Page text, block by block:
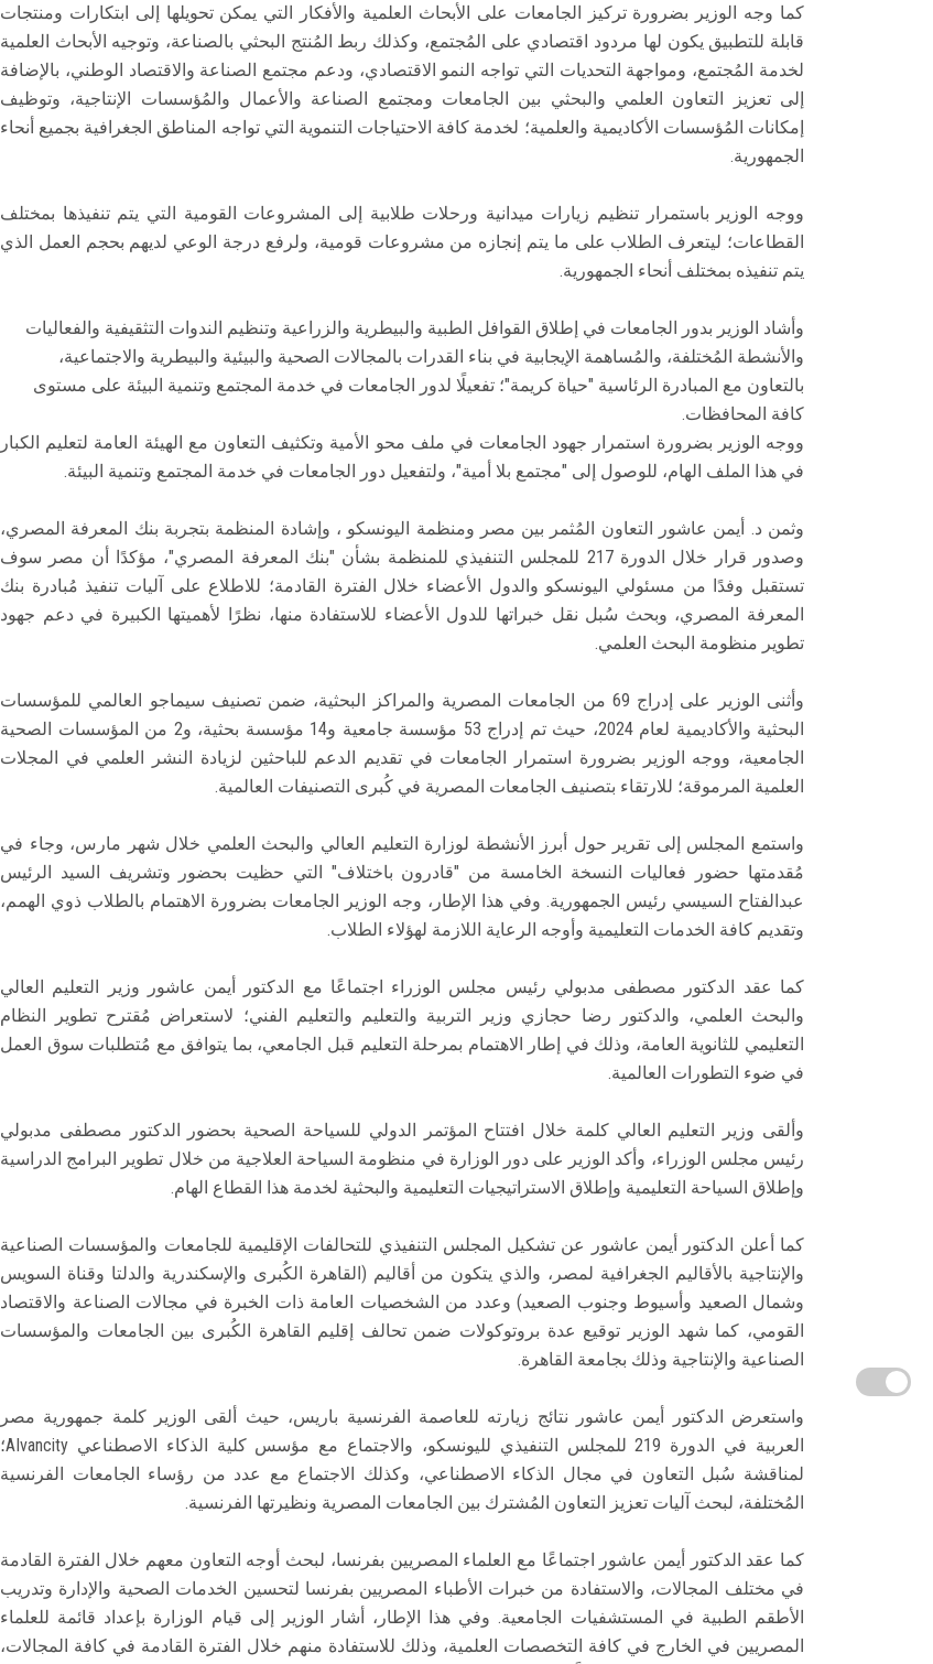
كما وجه الوزير بضرورة تركيز الجامعات على الأبحاث العلمية والأفكار التي يمكن تحويلها إلى ابتكارات ومنتجات
قابلة للتطبيق يكون لها مردود اقتصادي على المُجتمع، وكذلك ربط المُنتج البحثي بالصناعة، وتوجيه الأبحاث العلمية
لخدمة المُجتمع، ومواجهة التحديات التي تواجه النمو الاقتصادي، ودعم مجتمع الصناعة والاقتصاد الوطني، بالإضافة
إلى تعزيز التعاون العلمي والبحثي بين الجامعات ومجتمع الصناعة والأعمال والمُؤسسات الإنتاجية، وتوظيف
إمكانات المُؤسسات الأكاديمية والعلمية؛ لخدمة كافة الاحتياجات التنموية التي تواجه المناطق الجغرافية بجميع أنحاء
الجمهورية.
ووجه الوزير باستمرار تنظيم زيارات ميدانية ورحلات طلابية إلى المشروعات القومية التي يتم تنفيذها بمختلف
القطاعات؛ ليتعرف الطلاب على ما يتم إنجازه من مشروعات قومية، ولرفع درجة الوعي لديهم بحجم العمل الذي
يتم تنفيذه بمختلف أنحاء الجمهورية.
وأشاد الوزير بدور الجامعات في إطلاق القوافل الطبية والبيطرية والزراعية وتنظيم الندوات التثقيفية والفعاليات
والأنشطة المُختلفة، والمُساهمة الإيجابية في بناء القدرات بالمجالات الصحية والبيئية والبيطرية والاجتماعية،
بالتعاون مع المبادرة الرئاسية "حياة كريمة"؛ تفعيلًا لدور الجامعات في خدمة المجتمع وتنمية البيئة على مستوى
كافة المحافظات.
ووجه الوزير بضرورة استمرار جهود الجامعات في ملف محو الأمية وتكثيف التعاون مع الهيئة العامة لتعليم الكبار
في هذا الملف الهام، للوصول إلى "مجتمع بلا أمية"، ولتفعيل دور الجامعات في خدمة المجتمع وتنمية البيئة.
وثمن د. أيمن عاشور التعاون المُثمر بين مصر ومنظمة اليونسكو ، وإشادة المنظمة بتجربة بنك المعرفة المصري،
وصدور قرار خلال الدورة 217 للمجلس التنفيذي للمنظمة بشأن "بنك المعرفة المصري"، مؤكدًا أن مصر سوف
تستقبل وفدًا من مسئولي اليونسكو والدول الأعضاء خلال الفترة القادمة؛ للاطلاع على آليات تنفيذ مُبادرة بنك
المعرفة المصري، وبحث سُبل نقل خبراتها للدول الأعضاء للاستفادة منها، نظرًا لأهميتها الكبيرة في دعم جهود
تطوير منظومة البحث العلمي.
وأثنى الوزير على إدراج 69 من الجامعات المصرية والمراكز البحثية، ضمن تصنيف سيماجو العالمي للمؤسسات
البحثية والأكاديمية لعام 2024، حيث تم إدراج 53 مؤسسة جامعية و14 مؤسسة بحثية، و2 من المؤسسات الصحية
الجامعية، ووجه الوزير بضرورة استمرار الجامعات في تقديم الدعم للباحثين لزيادة النشر العلمي في المجلات
العلمية المرموقة؛ للارتقاء بتصنيف الجامعات المصرية في كُبرى التصنيفات العالمية.
واستمع المجلس إلى تقرير حول أبرز الأنشطة لوزارة التعليم العالي والبحث العلمي خلال شهر مارس، وجاء في
مُقدمتها حضور فعاليات النسخة الخامسة من "قادرون باختلاف" التي حظيت بحضور وتشريف السيد الرئيس
عبدالفتاح السيسي رئيس الجمهورية. وفي هذا الإطار، وجه الوزير الجامعات بضرورة الاهتمام بالطلاب ذوي الهمم،
وتقديم كافة الخدمات التعليمية وأوجه الرعاية اللازمة لهؤلاء الطلاب.
كما عقد الدكتور مصطفى مدبولي رئيس مجلس الوزراء اجتماعًا مع الدكتور أيمن عاشور وزير التعليم العالي
والبحث العلمي، والدكتور رضا حجازي وزير التربية والتعليم والتعليم الفني؛ لاستعراض مُقترح تطوير النظام
التعليمي للثانوية العامة، وذلك في إطار الاهتمام بمرحلة التعليم قبل الجامعي، بما يتوافق مع مُتطلبات سوق العمل
في ضوء التطورات العالمية.
وألقى وزير التعليم العالي كلمة خلال افتتاح المؤتمر الدولي للسياحة الصحية بحضور الدكتور مصطفى مدبولي
رئيس مجلس الوزراء، وأكد الوزير على دور الوزارة في منظومة السياحة العلاجية من خلال تطوير البرامج الدراسية
وإطلاق السياحة التعليمية وإطلاق الاستراتيجيات التعليمية والبحثية لخدمة هذا القطاع الهام.
كما أعلن الدكتور أيمن عاشور عن تشكيل المجلس التنفيذي للتحالفات الإقليمية للجامعات والمؤسسات الصناعية
والإنتاجية بالأقاليم الجغرافية لمصر، والذي يتكون من أقاليم (القاهرة الكُبرى والإسكندرية والدلتا وقناة السويس
وشمال الصعيد وأسيوط وجنوب الصعيد) وعدد من الشخصيات العامة ذات الخبرة في مجالات الصناعة والاقتصاد
القومي، كما شهد الوزير توقيع عدة بروتوكولات ضمن تحالف إقليم القاهرة الكُبرى بين الجامعات والمؤسسات
الصناعية والإنتاجية وذلك بجامعة القاهرة.
واستعرض الدكتور أيمن عاشور نتائج زيارته للعاصمة الفرنسية باريس، حيث ألقى الوزير كلمة جمهورية مصر
العربية في الدورة 219 للمجلس التنفيذي لليونسكو، والاجتماع مع مؤسس كلية الذكاء الاصطناعي AIvancity؛
لمناقشة سُبل التعاون في مجال الذكاء الاصطناعي، وكذلك الاجتماع مع عدد من رؤساء الجامعات الفرنسية
المُختلفة، لبحث آليات تعزيز التعاون المُشترك بين الجامعات المصرية ونظيرتها الفرنسية.
كما عقد الدكتور أيمن عاشور اجتماعًا مع العلماء المصريين بفرنسا، لبحث أوجه التعاون معهم خلال الفترة القادمة
في مختلف المجالات، والاستفادة من خبرات الأطباء المصريين بفرنسا لتحسين الخدمات الصحية والإدارة وتدريب
الأطقم الطبية في المستشفيات الجامعية. وفي هذا الإطار، أشار الوزير إلى قيام الوزارة بإعداد قائمة للعلماء
المصريين في الخارج في كافة التخصصات العلمية، وذلك للاستفادة منهم خلال الفترة القادمة في كافة المجالات،